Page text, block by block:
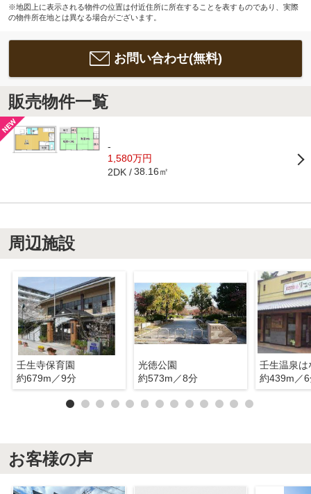
※地図上に表示される物件の位置は付近住所に所在することを表すものであり、実際
の物件所在地とは異なる場合がございます。
お問い合わせ(無料)
販売物件一覧
-
1,580万円
2DK 38.16㎡
周辺施設
壬生寺保育園
約679m／9分
光徳公園
約573m／8分
壬生温泉は
約439m／
お客様の声